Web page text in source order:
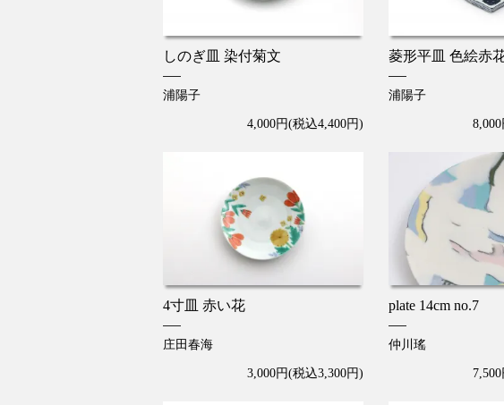
しのぎ皿 染付菊文
浦陽子
4,000円(税込4,400円)
菱形平皿 色絵赤
浦陽子
4寸皿 赤い花
庄田春海
3,000円(税込3,300円)
plate 14cm no.7
仲川瑤